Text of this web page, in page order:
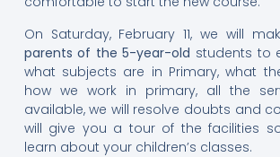
On Saturday, February 11, we will
parents of the 5-year-old students to
what subjects are in Primary, what
how we work in primary, all the
available, we will resolve doubts and
will give you a tour of the facilities
learn about your children’s classes.